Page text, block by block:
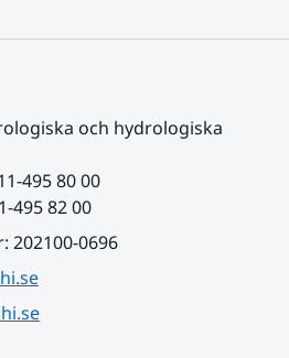
och hydrologiska
495 80 00
495 82 00
202100-0696